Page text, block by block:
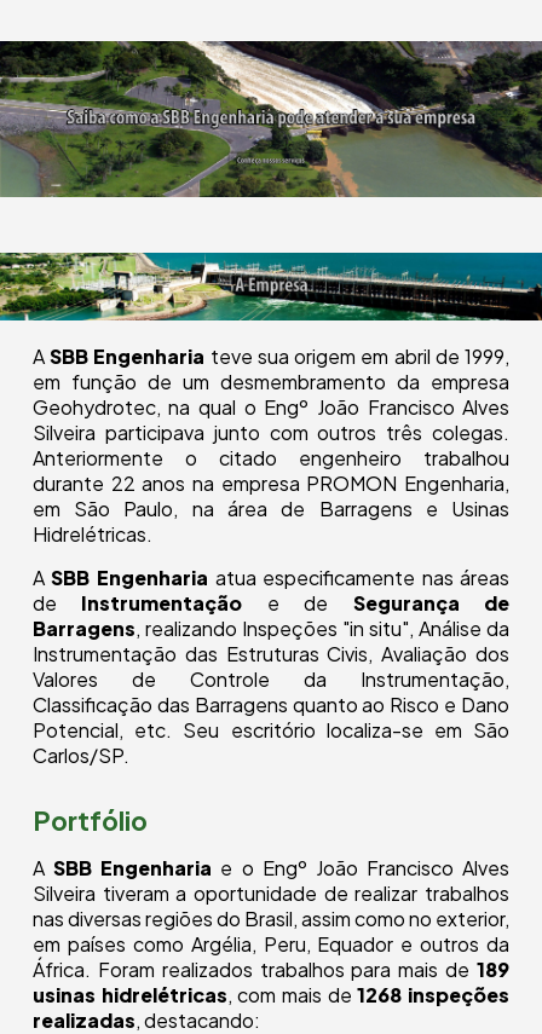
ASBB Engenharia teve sua origem em abril de 1999,
em função de um desmembramento da empresa
Geohydrotec, na qual o Engº João Francisco Alves
Silveira participava junto com outros três colegas.
Anteriormente o citado engenheiro trabalhou
durante 22 anos na empresa PROMON Engenharia,
em São Paulo, na área de Barragens e Usinas
Hidrelétricas.
ASBB Engenharia atua especificamente nas áreas
de Instrumentação e de Segurança de
Barragens, realizando Inspeções "in situ", Análise da
Instrumentação das Estruturas Civis, Avaliação dos
Valores de Controle da Instrumentação,
Classificação das Barragens quanto ao Risco e Dano
Potencial, etc. Seu escritório localiza-se em São
Carlos/SP.
Portfólio
ASBB Engenharia e o Engº João Francisco Alves
Silveira tiveram a oportunidade de realizar trabalhos
nas diversas regiões do Brasil, assim como no exterior,
em países como Argélia, Peru, Equador e outros da
África. Foram realizados trabalhos para mais de189
usinas hidrelétricas, com mais de1268 inspeções
realizadas, destacando: